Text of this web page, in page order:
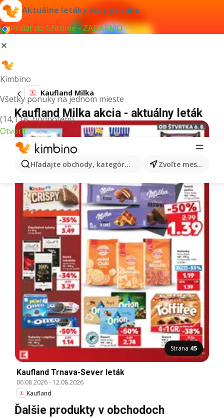
Aktuálne letáky vždy po ruke
Pridať do Chrome - ZADARMO
Kimbino
Všetky ponuky na jednom mieste
(14,1 tis. hodnotení)
Otvoriť
Hľadajte obchody, kategórie, produkty... Zvoľte mesto
Kaufland Milka
Kaufland Milka akcia - aktuálny leták
Strana 45
Kaufland Trnava-Sever leták
06.08.2026- 12.08.2026
Kaufland
Ďalšie produkty v obchodoch